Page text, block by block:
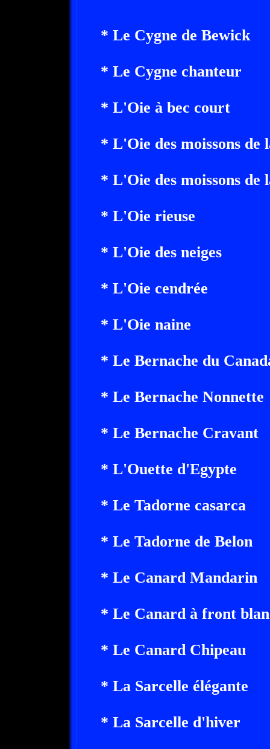
* Le Cygne de Bewick
* Le Cygne chanteur
* L'Oie à bec court
* L'Oie des moissons de
* L'Oie des moissons de
* L'Oie rieuse
* L'Oie des neiges
* L'Oie cendrée
* L'Oie naine
* Le Bernache du
* Le Bernache Nonnette
* Le Bernache Cravant
* L'Ouette d'Egypte
* Le Tadorne casarca
* Le Tadorne de Belon
* Le Canard Mandarin
* Le Canard à front
* Le Canard Chipeau
* La Sarcelle élégante
* La Sarcelle d'hiver